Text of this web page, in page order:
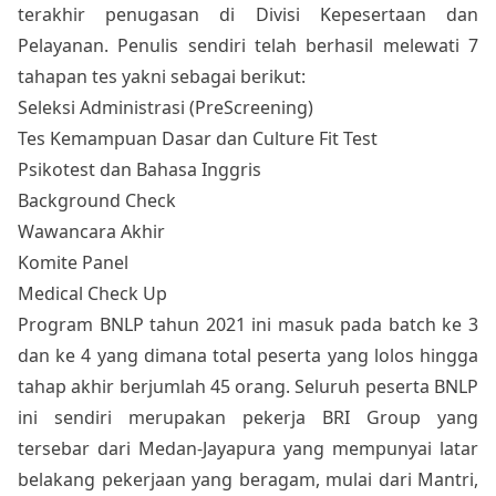
terakhir penugasan di Divisi Kepesertaan dan
Pelayanan. Penulis sendiri telah berhasil melewati 7
tahapan tes yakni sebagai berikut:
Seleksi Administrasi (PreScreening)
Tes Kemampuan Dasar dan Culture Fit Test
Psikotest dan Bahasa Inggris
Background Check
Wawancara Akhir
Komite Panel
Medical Check Up
Program BNLP tahun 2021 ini masuk pada batch ke 3
dan ke 4 yang dimana total peserta yang lolos hingga
tahap akhir berjumlah 45 orang. Seluruh peserta BNLP
ini sendiri merupakan pekerja BRI Group yang
tersebar dari Medan-Jayapura yang mempunyai latar
belakang pekerjaan yang beragam, mulai dari Mantri,